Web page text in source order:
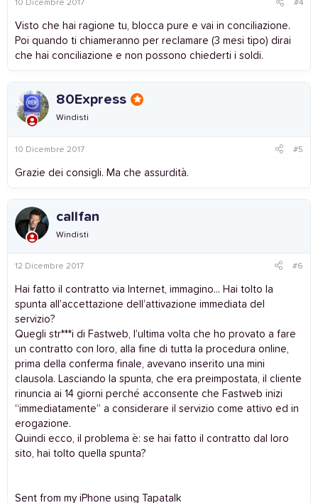
10 Dicembre 2017 #4
Visto che hai ragione tu, blocca pure e vai in conciliazione.
Poi quando ti chiameranno per reclamare (3 mesi tipo) dirai
che hai conciliazione e non possono chiederti i soldi.
80Express
Windisti
10 Dicembre 2017 #5
Grazie dei consigli. Ma che assurdità.
callfan
Windisti
12 Dicembre 2017 #6
Hai fatto il contratto via Internet, immagino... Hai tolto la
spunta all’accettazione dell’attivazione immediata del
servizio?
Quegli str***i di Fastweb, l’ultima volta che ho provato a fare
un contratto con loro, alla fine di tutta la procedura online,
prima della conferma finale, avevano inserito una mini
clausola. Lasciando la spunta, che era preimpostata, il cliente
rinuncia ai 14 giorni perché acconsente che Fastweb inizi
“immediatamente” a considerare il servizio come attivo ed in
erogazione.
Quindi ecco, il problema è: se hai fatto il contratto dal loro
sito, hai tolto quella spunta?
Sent from my iPhone using Tapatalk